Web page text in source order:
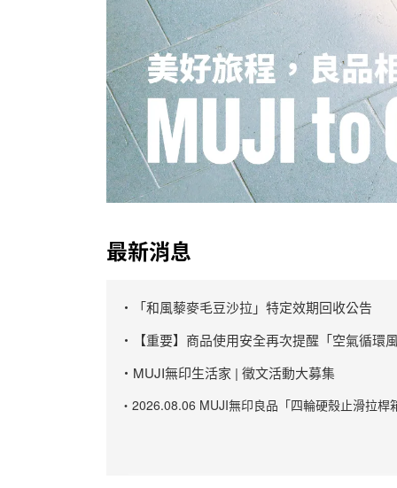
最新消息
・「和風藜麥毛豆沙拉」特定效期回收公告
・【重要】商品使用安全再次提醒「空氣循環
・MUJI無印生活家 | 徵文活動大募集
・2026.08.06 MUJI無印良品「四輪硬殼止滑拉